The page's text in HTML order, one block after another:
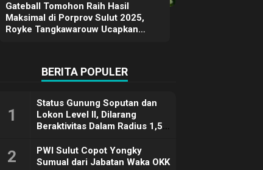
Gateball Tomohon Raih Hasil
Maksimal di Porprov Sulut 2025,
Royke Tangkawarouw Ucapkan
BERITA POPULER
1
Status Gunung Soputan dan
Lokon Level II, Dilarang
Beraktivitas Dalam Radius 1,5
2
PWI Sulut Copot Yongky
Sumual dari Jabatan Waka OKK